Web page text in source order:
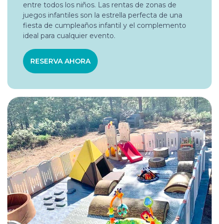
entre todos los niños. Las rentas de zonas de
juegos infantiles son la estrella perfecta de una
fiesta de cumpleaños infantil y el complemento
ideal para cualquier evento.
RESERVA AHORA